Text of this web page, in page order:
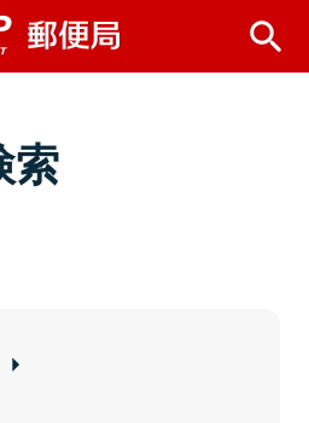
索